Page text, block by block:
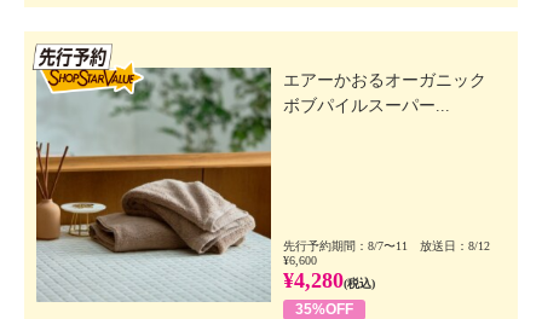
エアーかおるオーガニック
ボブパイルスーパー...
先行予約期間：8/7〜11 放送日：8/12
¥6,600
¥4,280(税込)
35%OFF